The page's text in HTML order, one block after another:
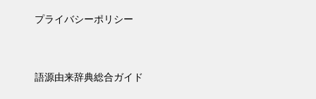
プライバシーポリシー
語源由来辞典総合ガイド